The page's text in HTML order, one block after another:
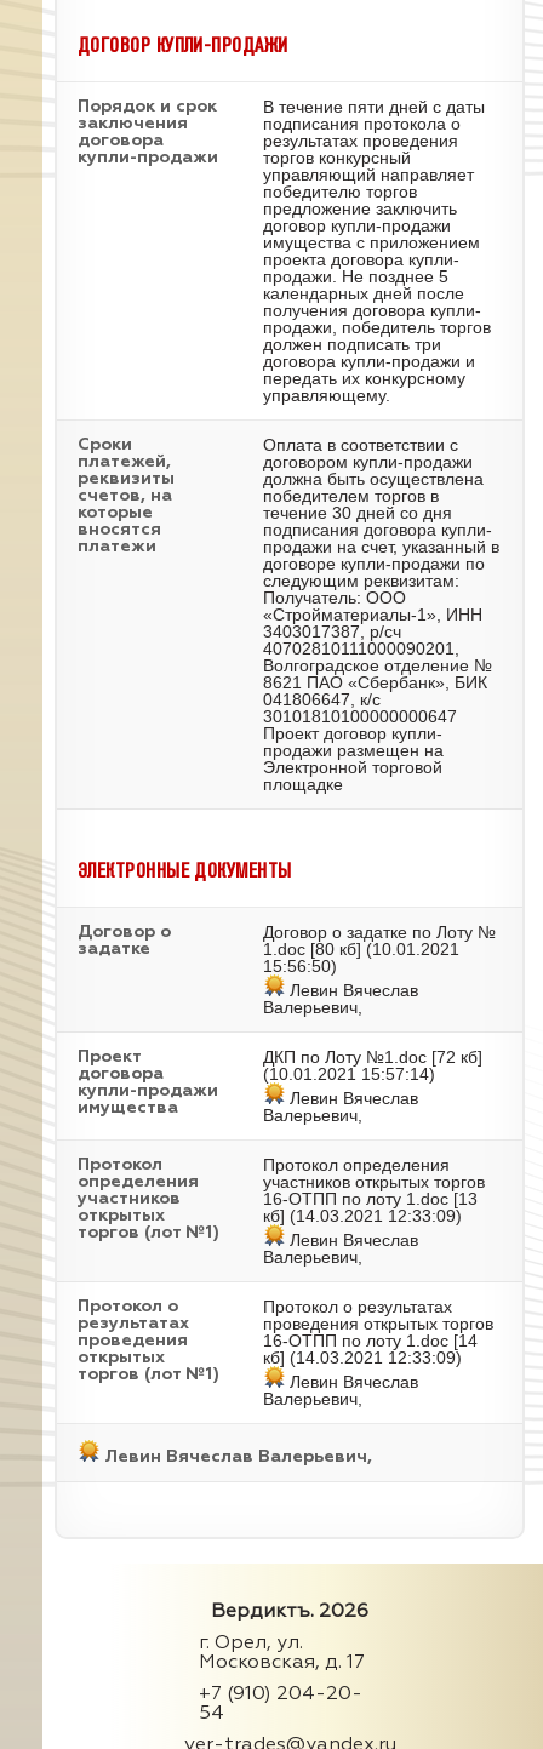
ДОГОВОР КУПЛИ-ПРОДАЖИ
Порядок и срок
заключения
договора
купли-продажи
В течение пяти дней с даты
подписания протокола о
результатах проведения
торгов конкурсный
управляющий направляет
победителю торгов
предложение заключить
договор купли-продажи
имущества с приложением
проекта договора купли-
продажи. Не позднее 5
календарных дней после
получения договора купли-
продажи, победитель торгов
должен подписать три
договора купли-продажи и
передать их конкурсному
управляющему.
Сроки
платежей,
реквизиты
счетов, на
которые
вносятся
платежи
Оплата в соответствии с
договором купли-продажи
должна быть осуществлена
победителем торгов в
течение 30 дней со дня
подписания договора купли-
продажи на счет, указанный в
договоре купли-продажи по
следующим реквизитам:
Получатель: ООО
«Стройматериалы-1», ИНН
3403017387, р/сч
40702810111000090201,
Волгоградское отделение №
8621 ПАО «Сбербанк», БИК
041806647, к/с
30101810100000000647
Проект договор купли-
продажи размещен на
Электронной торговой
площадке
ЭЛЕКТРОННЫЕ ДОКУМЕНТЫ
Договор о
задатке
Договор о задатке по Лоту №
1.doc [80 кб] (10.01.2021
15:56:50)
Левин Вячеслав
Валерьевич,
Проект
договора
купли-продажи
имущества
ДКП по Лоту №1.doc [72 кб]
(10.01.2021 15:57:14)
Левин Вячеслав
Валерьевич,
Протокол
определения
участников
открытых
торгов (лот №1)
Протокол определения
участников открытых торгов
16-ОТПП по лоту 1.doc [13
кб] (14.03.2021 12:33:09)
Левин Вячеслав
Валерьевич,
Протокол о
результатах
проведения
открытых
торгов (лот №1)
Протокол о результатах
проведения открытых торгов
16-ОТПП по лоту 1.doc [14
кб] (14.03.2021 12:33:09)
Левин Вячеслав
Валерьевич,
Левин Вячеслав Валерьевич,
Вердиктъ. 2026
г. Орел, ул.
Московская, д. 17
+7 (910) 204-20-
54